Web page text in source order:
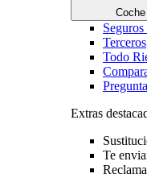
Coche
Terceros
Todo
Extras
Te